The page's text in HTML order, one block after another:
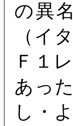
の異
（イ
Ｆ１
あっ
し・